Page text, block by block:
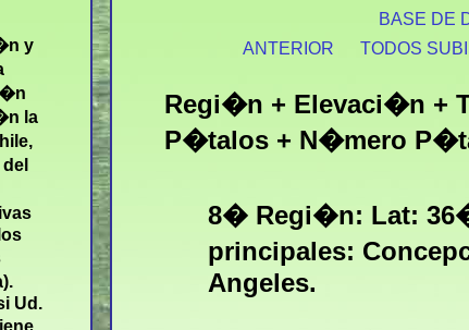
y
la
Ud.
BASE DE
ANTERIOR
TODOS
Regi�n + Elevaci�n +
P�talos + N�mero
8� Regi�n: Lat:
principales:
Angeles.